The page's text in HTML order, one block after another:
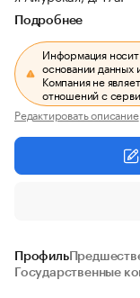
Подробнее
Информация
основании данных
Компания не
отношений с
Редактировать описание
Профиль
Государственные